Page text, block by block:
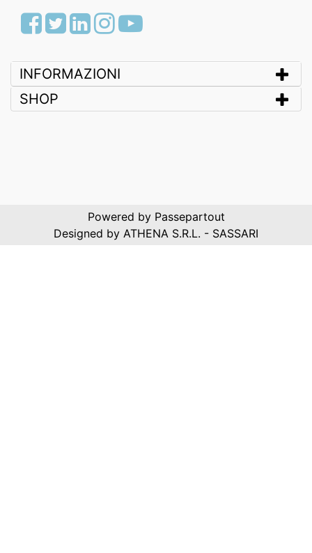
Facebook
TwitterLinkedInInstagram
Youtube
INFORMAZIONI
SHOP
Powered by Passepartout
Designed by ATHENA S.R.L. - SASSARI